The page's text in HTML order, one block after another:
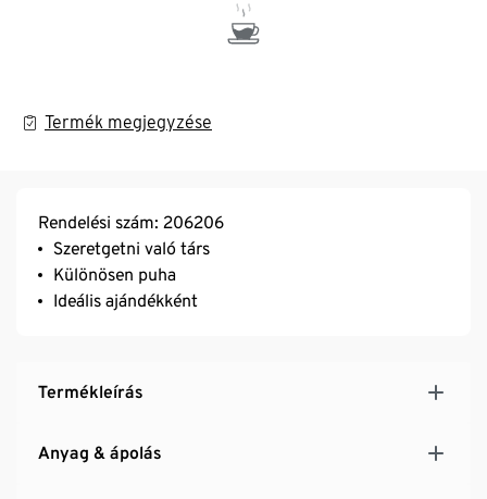
Termék megjegyzése
Rendelési szám: 206206
Szeretgetni való társ
Különösen puha
Ideális ajándékként
Termékleírás
Anyag & ápolás